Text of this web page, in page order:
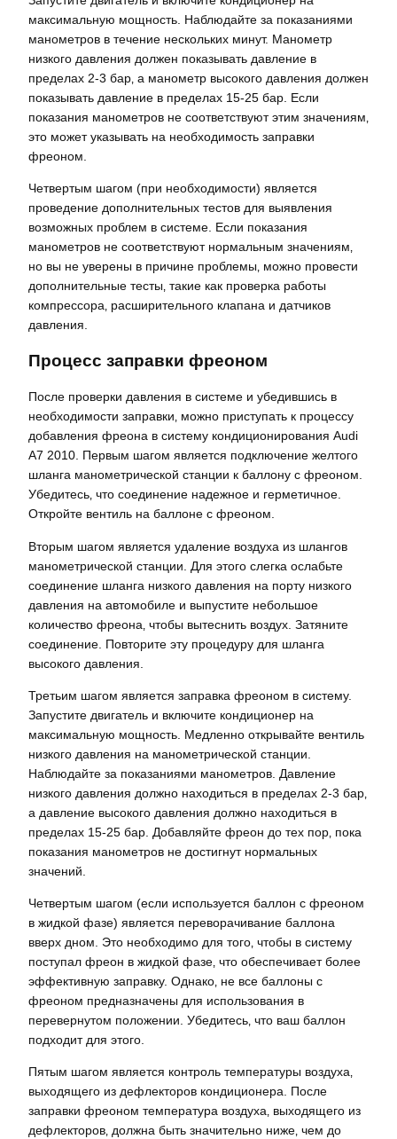
максимальную мощность. Наблюдайте за показаниями
манометров в течение нескольких минут. Манометр
низкого давления должен показывать давление в
пределах 2-3 бар‚ а манометр высокого давления должен
показывать давление в пределах 15-25 бар. Если
показания манометров не соответствуют этим значениям‚
это может указывать на необходимость заправки
фреоном.
Четвертым шагом (при необходимости) является
проведение дополнительных тестов для выявления
возможных проблем в системе. Если показания
манометров не соответствуют нормальным значениям‚
но вы не уверены в причине проблемы‚ можно провести
дополнительные тесты‚ такие как проверка работы
компрессора‚ расширительного клапана и датчиков
давления.
Процесс заправки фреоном
После проверки давления в системе и убедившись в
необходимости заправки‚ можно приступать к процессу
добавления фреона в систему кондиционирования Audi
A7 2010. Первым шагом является подключение желтого
шланга манометрической станции к баллону с фреоном.
Убедитесь‚ что соединение надежное и герметичное.
Откройте вентиль на баллоне с фреоном.
Вторым шагом является удаление воздуха из шлангов
манометрической станции. Для этого слегка ослабьте
соединение шланга низкого давления на порту низкого
давления на автомобиле и выпустите небольшое
количество фреона‚ чтобы вытеснить воздух. Затяните
соединение. Повторите эту процедуру для шланга
высокого давления.
Третьим шагом является заправка фреоном в систему.
Запустите двигатель и включите кондиционер на
максимальную мощность. Медленно открывайте вентиль
низкого давления на манометрической станции.
Наблюдайте за показаниями манометров. Давление
низкого давления должно находиться в пределах 2-3 бар‚
а давление высокого давления должно находиться в
пределах 15-25 бар. Добавляйте фреон до тех пор‚ пока
показания манометров не достигнут нормальных
значений.
Четвертым шагом (если используется баллон с фреоном
в жидкой фазе) является переворачивание баллона
вверх дном. Это необходимо для того‚ чтобы в систему
поступал фреон в жидкой фазе‚ что обеспечивает более
эффективную заправку. Однако‚ не все баллоны с
фреоном предназначены для использования в
перевернутом положении. Убедитесь‚ что ваш баллон
подходит для этого.
Пятым шагом является контроль температуры воздуха‚
выходящего из дефлекторов кондиционера. После
заправки фреоном температура воздуха‚ выходящего из
дефлекторов‚ должна быть значительно ниже‚ чем до